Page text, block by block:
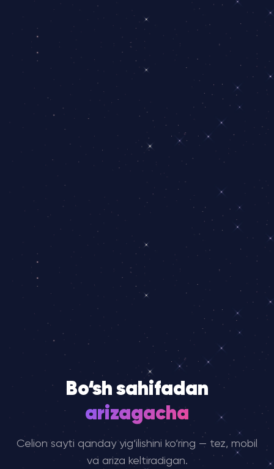
Bo‘sh sahifadan
arizagacha
Celion sayti qanday yig‘ilishini ko‘ring — tez, mobil
va ariza keltiradigan.